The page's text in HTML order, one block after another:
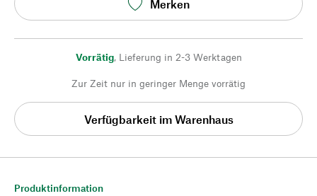
Merken
Vorrätig, Lieferung in 2-3 Werktagen
Zur Zeit nur in geringer Menge vorrätig
Verfügbarkeit im Warenhaus
Produktinformation